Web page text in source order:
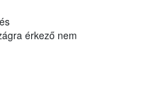
érkező nem